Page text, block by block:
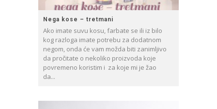
Nega kose – tretmani
Ako imate suvu kosu, farbate se ili iz bilo
kog razloga imate potrebu za dodatnom
negom, onda će vam možda biti zanimljivo
da pročitate o nekoliko proizvoda koje
povremeno koristim i za koje mi je žao
da...